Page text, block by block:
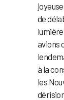
de
avions
à la
les